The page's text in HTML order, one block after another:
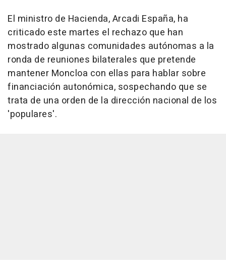
El ministro de Hacienda, Arcadi España, ha
criticado este martes el rechazo que han
mostrado algunas comunidades autónomas a la
ronda de reuniones bilaterales que pretende
mantener Moncloa con ellas para hablar sobre
financiación autonómica, sospechando que se
trata de una orden de la dirección nacional de los
'populares'.